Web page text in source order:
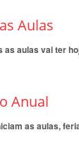
Aulas
as aulas vai ter
Anual
as aulas,